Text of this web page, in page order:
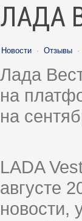
ЛАДА
Новости · Отзывы ·
Лада
на
на
LADA
августе
новости,